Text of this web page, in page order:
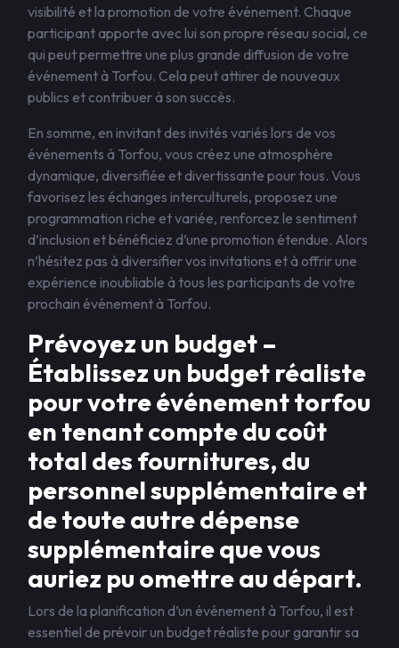
visibilité et la promotion de votre événement. Chaque
participant apporte avec lui son propre réseau social, ce
qui peut permettre une plus grande diffusion de votre
événement à Torfou. Cela peut attirer de nouveaux
publics et contribuer à son succès.
En somme, en invitant des invités variés lors de vos
événements à Torfou, vous créez une atmosphère
dynamique, diversifiée et divertissante pour tous. Vous
favorisez les échanges interculturels, proposez une
programmation riche et variée, renforcez le sentiment
d’inclusion et bénéficiez d’une promotion étendue. Alors
n’hésitez pas à diversifier vos invitations et à offrir une
expérience inoubliable à tous les participants de votre
prochain événement à Torfou.
Prévoyez un budget –
Établissez un budget réaliste
pour votre événement torfou
en tenant compte du coût
total des fournitures, du
personnel supplémentaire et
de toute autre dépense
supplémentaire que vous
auriez pu omettre au départ.
Lors de la planification d’un événement à Torfou, il est
essentiel de prévoir un budget réaliste pour garantir sa